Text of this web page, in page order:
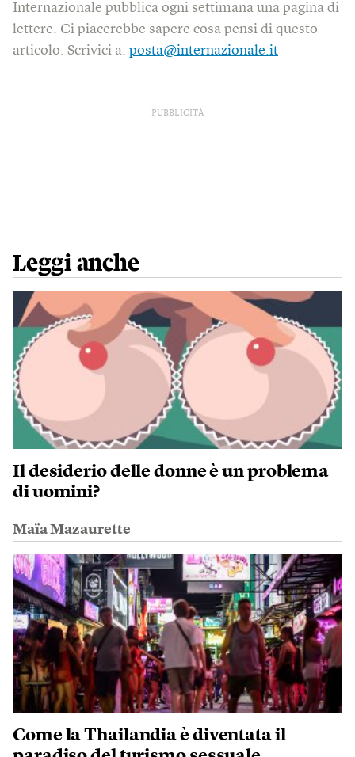
Internazionale pubblica ogni settimana una pagina di
lettere. Ci piacerebbe sapere cosa pensi di questo
articolo. Scrivici a: posta@internazionale.it
PUBBLICITÀ
Leggi anche
Il desiderio delle donne è un problema
di uomini?
Maïa Mazaurette
Come la Thailandia è diventata il